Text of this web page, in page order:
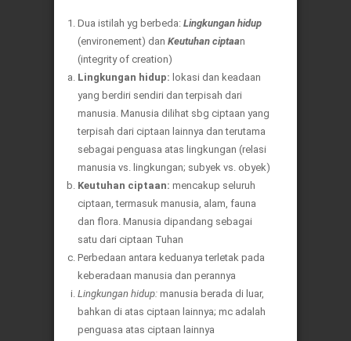
Dua istilah yg berbeda: Lingkungan hidup
(environement) dan Keutuhan ciptaan
(integrity of creation)
Lingkungan hidup: lokasi dan keadaan
yang berdiri sendiri dan terpisah dari
manusia. Manusia dilihat sbg ciptaan yang
terpisah dari ciptaan lainnya dan terutama
sebagai penguasa atas lingkungan (relasi
manusia vs. lingkungan; subyek vs. obyek)
Keutuhan ciptaan: mencakup seluruh
ciptaan, termasuk manusia, alam, fauna
dan flora. Manusia dipandang sebagai
satu dari ciptaan Tuhan
Perbedaan antara keduanya terletak pada
keberadaan manusia dan perannya
Lingkungan hidup: manusia berada di luar,
bahkan di atas ciptaan lainnya; mc adalah
penguasa atas ciptaan lainnya